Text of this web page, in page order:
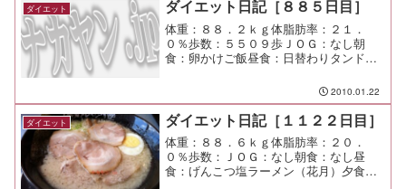
ダイエット ダイエット日記［８８５日目］
体重：８８．２ｋｇ体脂肪率：２１．
０％歩数：５５０９歩ＪＯＧ：なし朝
食：卵かけご飯昼食：日替わりタンドリ
たかはぎ→水仙間食：メモ：相手の仕事
のスタイルを変えるのは難しいけど、理
解し合うのは努力でカバーでき...
2010.01.22
ダイエット ダイエット日記［１１２２日目］
体重：８８．６ｋｇ体脂肪率：２０．
０％歩数：ＪＯＧ：なし朝食：なし昼
食：げんこつ塩ラーメン（花月）夕食：